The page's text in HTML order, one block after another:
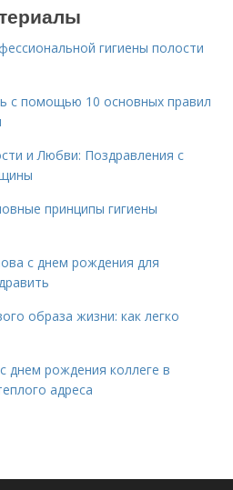
гигиены полости
с помощью 10 основных правил
и Любви: Поздравления с
принципы гигиены
с днем рождения для
образа жизни: как легко
днем рождения коллеге в
адреса